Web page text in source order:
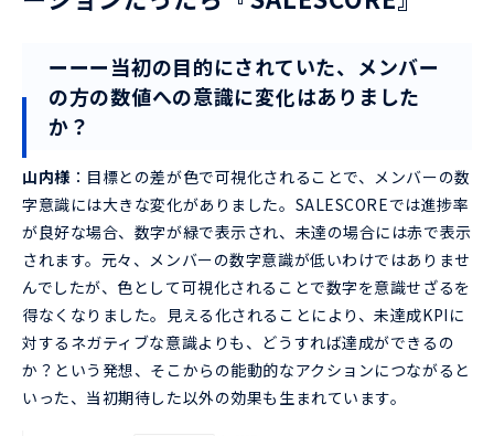
ーーー当初の目的にされていた、メンバー
の方の数値への意識に変化はありました
か？
山内様 ：目標との差が色で可視化されることで、メンバーの数
字意識には大きな変化がありました。SALESCOREでは進捗率
が良好な場合、数字が緑で表示され、未達の場合には赤で表示
されます。元々、メンバーの数字意識が低いわけではありませ
んでしたが、色として可視化されることで数字を意識せざるを
得なくなりました。見える化されることにより、未達成KPIに
対するネガティブな意識よりも、どうすれば達成ができるの
か？という発想、そこからの能動的なアクションにつながると
いった、当初期待した以外の効果も生まれています。